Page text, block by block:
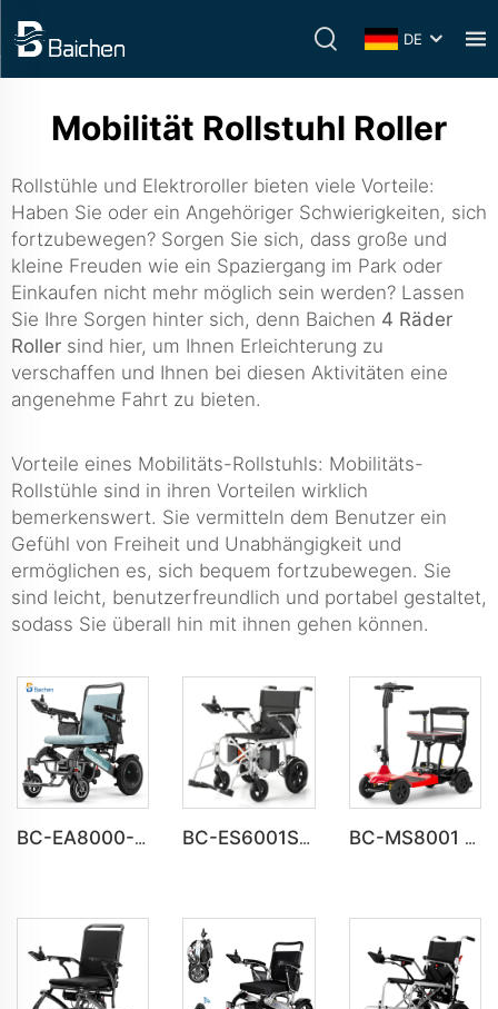
DE
Mobilität Rollstuhl Roller
Rollstühle und Elektroroller bieten viele Vorteile:
Haben Sie oder ein Angehöriger Schwierigkeiten, sich
fortzubewegen? Sorgen Sie sich, dass große und
kleine Freuden wie ein Spaziergang im Park oder
Einkaufen nicht mehr möglich sein werden? Lassen
Sie Ihre Sorgen hinter sich, denn Baichen 4 Räder
Roller sind hier, um Ihnen Erleichterung zu
verschaffen und Ihnen bei diesen Aktivitäten eine
angenehme Fahrt zu bieten.
Vorteile eines Mobilitäts-Rollstuhls: Mobilitäts-
Rollstühle sind in ihren Vorteilen wirklich
bemerkenswert. Sie vermitteln dem Benutzer ein
Gefühl von Freiheit und Unabhängigkeit und
ermöglichen es, sich bequem fortzubewegen. Sie
sind leicht, benutzerfreundlich und portabel gestaltet,
sodass Sie überall hin mit ihnen gehen können.
BC-EA8000-UP Neuester faltbarer elektrischer Modell-Rollstuhl für Menschen mit Behinderung BC-ES6001S Anpassbarer Smart Modern Neuer Elektrowheelchair BC-MS8001 UL-geprüfter, leichter, faltbarer Reise-Elektromobil